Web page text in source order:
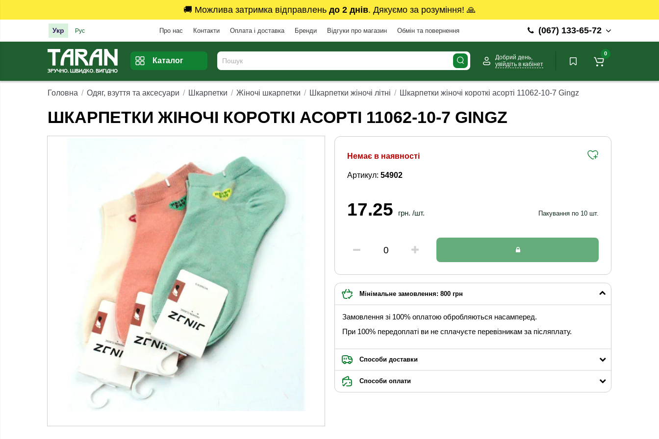
🚚 Можлива затримка відправлень до 2 днів. Дякуємо за розуміння! 🙏
Укр Рус Про нас Контакти Оплата і доставка Бренди Відгуки про магазин Обмін та повернення (067) 133-65-72
Каталог
Добрий день,
увійдіть в кабінет
0
Головна Одяг, взуття та аксесуари Шкарпетки Жіночі шкарпетки Шкарпетки жіночі літні Шкарпетки жіночі короткі асорті 11062-10-7 Gingz
ШКАРПЕТКИ ЖІНОЧІ КОРОТКІ АСОРТІ 11062-10-7 GINGZ
Немає в наявності
Артикул: 54902
17.25 грн. /шт. Пакування по 10 шт.
Мінімальне замовлення: 800 грн
Замовлення зі 100% оплатою обробляються насамперед.
При 100% передоплаті ви не сплачуєте перевізникам за післяплату.
Способи доставки
Способи оплати